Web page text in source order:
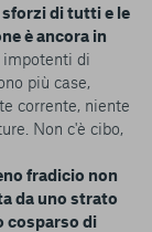
di tutti e le
è ancora in
di
più case,
corrente, niente
Non c'è cibo,
fradicio non
da uno strato
cosparso di